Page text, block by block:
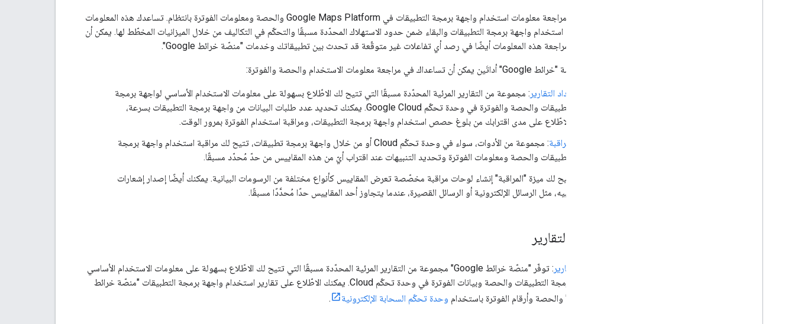
من المهم مراجعة معلومات استخدام واجهة برمجة التطبيقات في Google Maps Platform والحصة ومعلومات الفوترة بانتظام. تساعدك هذه المعلومات
في قياس استخدام واجهة برمجة التطبيقات والبقاء ضمن حدود الاستهلاك المحدّدة مسبقًا والتحكّم في التكاليف من خلال الميزانيات المخطّط لها. يمكن أن
تساعدك مراجعة هذه المعلومات أيضًا في رصد أي تفاعلات غير متوقّعة قد تحدث بين تطبيقاتك وخدمات "منصّة خرائط Google".
توفّر منصة "خرائط Google" أداتَين يمكن أن تساعداك في مراجعة معلومات الاستخدام والحصة والفوترة:
إعداد التقارير : مجموعة من التقارير المرئية المحدّدة مسبقًا التي تتيح لك الاطّلاع بسهولة على معلومات الاستخدام الأساسي لواجهة برمجة
التطبيقات والحصة والفوترة في وحدة تحكّم Google Cloud. يمكنك تحديد عدد طلبات البيانات من واجهة برمجة التطبيقات بسرعة،
والاطّلاع على مدى اقترابك من بلوغ حصص استخدام واجهة برمجة التطبيقات، ومراقبة استخدام الفوترة بمرور الوقت.
المراقبة
: مجموعة من الأدوات، سواء في وحدة تحكّم Cloud أو من خلال واجهة برمجة تطبيقات، تتيح لك مراقبة استخدام واجهة برمجة
التطبيقات والحصة ومعلومات الفوترة وتحديد التنبيهات عند اقتراب أيّ من هذه المقاييس من حدّ مُحدّد مسبقًا.
تتيح لك ميزة "المراقبة" إنشاء لوحات مراقبة مخصّصة تعرض المقاييس كأنواع مختلفة من الرسومات البيانية. يمكنك أيضًا إصدار إشعارات
تنبيه، مثل الرسائل الإلكترونية أو الرسائل القصيرة، عندما يتجاوز أحد المقاييس حدًا مُحدَّدًا مسبقًا.
إعداد التقارير
إعداد التقارير
: توفّر "منصّة خرائط Google" مجموعة من التقارير المرئية المحدّدة مسبقًا التي تتيح لك الاطّلاع بسهولة على معلومات الاستخدام الأساسي
لواجهة برمجة التطبيقات والحصة وبيانات الفوترة في وحدة تحكّم Cloud. يمكنك الاطّلاع على تقارير استخدام واجهة برمجة التطبيقات "منصّة خرائط
وحدة تحكّم السحابة الإلكترونية .